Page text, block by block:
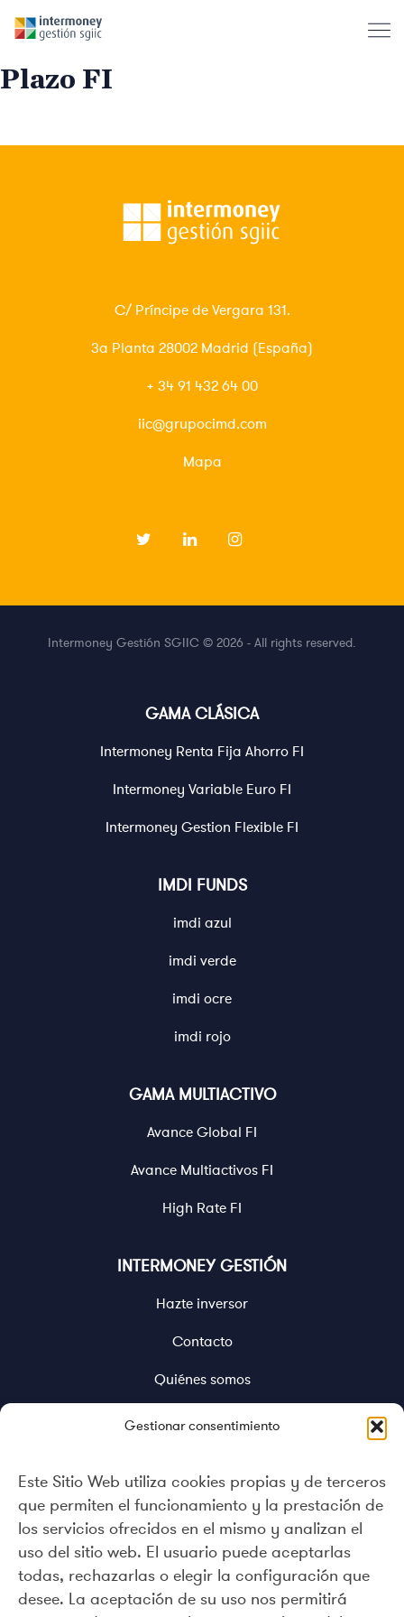
Gestionar consentimiento
Este Sitio Web utiliza cookies propias y de terceros
que permiten el funcionamiento y la prestación de
los servicios ofrecidos en el mismo y analizan el
uso del sitio web. El usuario puede aceptarlas
todas, rechazarlas o elegir la configuración que
desee. La aceptación de su uso nos permitirá
Intermoney Renta Fija Corto
Plazo FI
C/ Príncipe de Vergara 131.
3ª Planta 28002 Madrid (España)
+ 34 91 432 64 00
iic@grupocimd.com
Mapa
Intermoney Gestión SGIIC © 2026 - All rights reserved.
GAMA CLÁSICA
Intermoney Renta Fija Ahorro FI
Intermoney Variable Euro FI
Intermoney Gestion Flexible FI
IMDI FUNDS
imdi azul
imdi verde
imdi ocre
imdi rojo
GAMA MULTIACTIVO
Avance Global FI
Avance Multiactivos FI
High Rate FI
INTERMONEY GESTIÓN
Hazte inversor
Contacto
Quiénes somos
Documentación
Canal de denuncias
Política de cookies (UE)
ESG
No consideración de las principales